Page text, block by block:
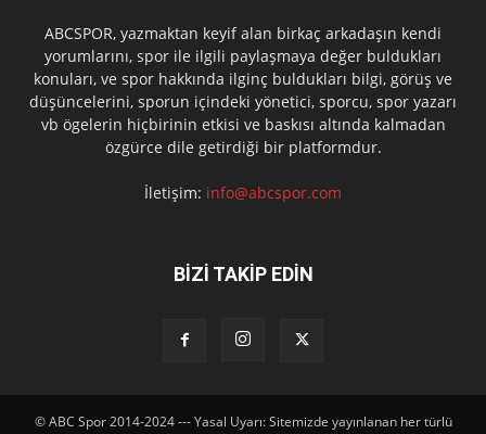
ABCSPOR, yazmaktan keyif alan birkaç arkadaşın kendi
yorumlarını, spor ile ilgili paylaşmaya değer buldukları
konuları, ve spor hakkında ilginç buldukları bilgi, görüş ve
düşüncelerini, sporun içindeki yönetici, sporcu, spor yazarı
vb ögelerin hiçbirinin etkisi ve baskısı altında kalmadan
özgürce dile getirdiği bir platformdur.
İletişim: info@abcspor.com
BİZİ TAKİP EDİN
© ABC Spor 2014-2024 --- Yasal Uyarı: Sitemizde yayınlanan her türlü